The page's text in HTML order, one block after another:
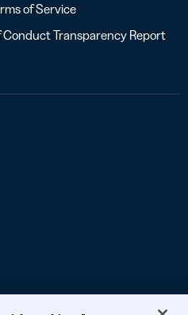
of Service
ConductTransparency Report